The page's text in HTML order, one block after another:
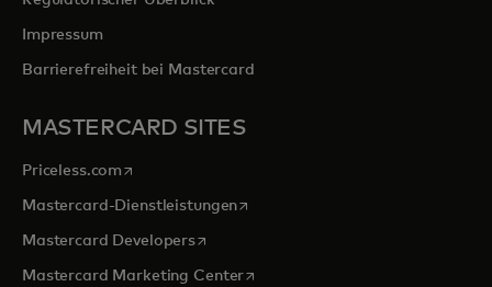
Impressum
Barrierefreiheit bei Mastercard
MASTERCARD SITES
Priceless.com wird in einer neuen Registerkarte geöffnet
Mastercard-Dienstleistungenwird in einer neuen Registerkarte
Mastercard Developerswird in einer neuen Registerkarte
Mastercard Marketing Centerwird in einer neuen